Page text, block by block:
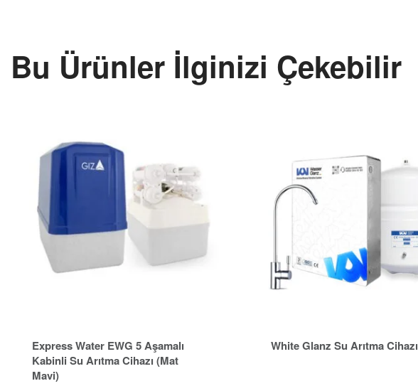
Bu Ürünler İlginizi Çekebilir
Express Water EWG 5 Aşamalı
Kabinli Su Arıtma Cihazı (Mat
Mavi)
White Glanz Su Arıtma Cihazı